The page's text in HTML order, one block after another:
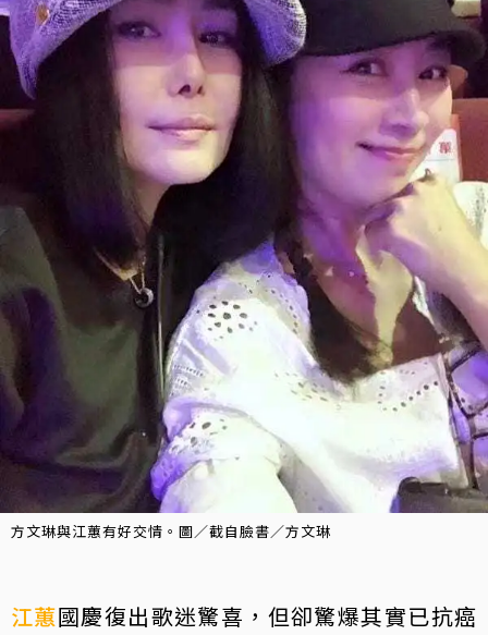
方文琳與江蕙有好交情。圖／截自臉書／方文琳
江蕙國慶復出歌迷驚喜，但卻驚爆其實已抗癌